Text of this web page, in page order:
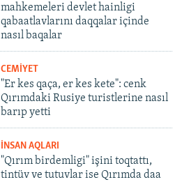
mahkemeleri devlet hainligi
qabaatlavlarını daqqalar içinde
nasıl baqalar
CEMİYET
"Er kes qaça, er kes kete": cenk
Qırımdaki Rusiye turistlerine nasıl
barıp yetti
İNSAN AQLARI
"Qırım birdemligi" işini toqtattı,
tintüv ve tutuvlar ise Qırımda daa